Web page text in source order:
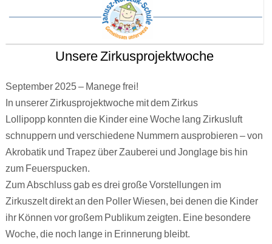
Unsere Zirkusprojektwoche
September 2025 – Manege frei!
In unserer Zirkusprojektwoche mit dem Zirkus
Lollipopp konnten die Kinder eine Woche lang Zirkusluft
schnuppern und verschiedene Nummern ausprobieren – von
Akrobatik und Trapez über Zauberei und Jonglage bis hin
zum Feuerspucken.
Zum Abschluss gab es drei große Vorstellungen im
Zirkuszelt direkt an den Poller Wiesen, bei denen die Kinder
ihr Können vor großem Publikum zeigten. Eine besondere
Woche, die noch lange in Erinnerung bleibt.